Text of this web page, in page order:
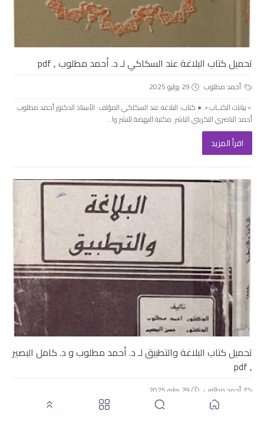
تحميل كتاب البلاغة عند السكاكي لـ د. أحمد مطلوب , pdf
أحمد مطلوب
29 يوليو 2025
.▫️ بيانات الكتــاب ▫️. ● كتاب: البلاغة عند السكاكي المؤلف: الأستاذ الدكتور أحمد مطلوب
أحمد الناصري التكريتي الناشر: مكتبة النهضة للنشر وا...
اقرأ المزيد
تحميل كتاب البلاغة والتطبيق لـ د. أحمد مطلوب و د. كامل البصير
, pdf
أحمد مطلوب
29 يوليو 2025
.▫️ بيانات الكتــاب ▫️. ● كتاب: البلاغة والتطبيق (ط ثانية) المؤلف: الدكتور أحمد مطلوب و